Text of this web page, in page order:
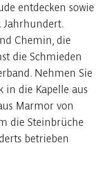
entdecken sowie
Jahrhundert.
Chemin, die
die Schmieden
Nehmen Sie
in die Kapelle aus
Marmor von
die Steinbrüche
betrieben